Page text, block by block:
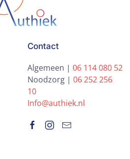
Contact
Algemeen | 06 114 080 52
Noodzorg | 06 252 256
10
Info@authiek.nl